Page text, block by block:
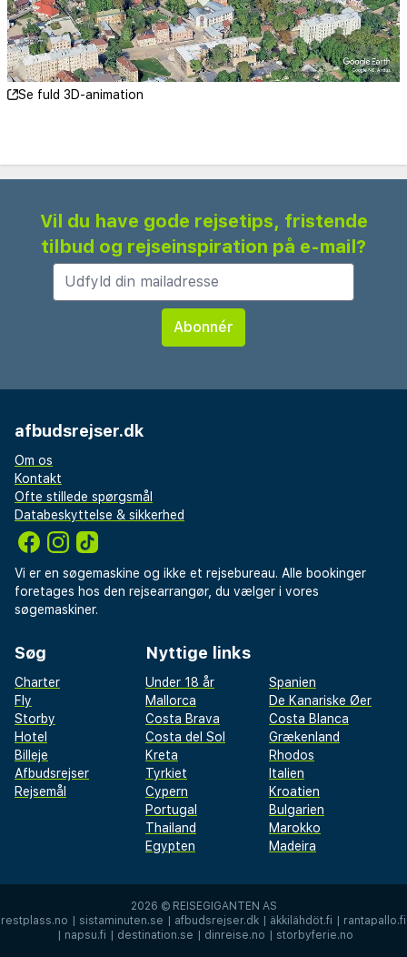
Se fuld 3D-animation
Vil du have gode rejsetips, fristende
tilbud og rejseinspiration på e-mail?
afbudsrejser.dk
Om os
Kontakt
Ofte stillede spørgsmål
Databeskyttelse & sikkerhed
Vi er en søgemaskine og ikke et rejsebureau. Alle bookinger
foretages hos den rejsearrangør, du vælger i vores
søgemaskiner.
Søg
Charter
Fly
Storby
Hotel
Billeje
Afbudsrejser
Rejsemål
Nyttige links
Under 18 år
Spanien
Mallorca
De Kanariske Øer
Costa Brava
Costa Blanca
Costa del Sol
Grækenland
Kreta
Rhodos
Tyrkiet
Italien
Cypern
Kroatien
Portugal
Bulgarien
Thailand
Marokko
Egypten
Madeira
2026 © REISEGIGANTEN AS
restplass.no
sistaminuten.se afbudsrejser.dk äkkilähdöt.fi
rantapallo.fi
napsu.fi destination.se dinreise.no storbyferie.no